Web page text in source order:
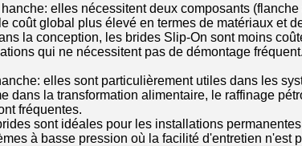
elles nécessitent deux composants
coût global plus élevé en termes de matériaux et
la conception, les brides Slip-On sont moins
qui ne nécessitent pas de démontage fréquent.
elles sont particulièrement utiles dans les
dans la transformation alimentaire, le raffinage
fréquentes.
sont idéales pour les installations
à basse pression où la facilité d'entretien n'est